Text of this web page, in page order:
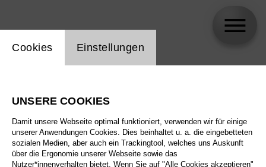
Einstellung Website Cookie
Cookies Einstellungen
UNSERE COOKIES
Damit unsere Webseite optimal funktioniert, verwenden wir für einige
unserer Anwendungen Cookies. Dies beinhaltet u. a. die eingebetteten
sozialen Medien, aber auch ein Trackingtool, welches uns Auskunft
über die Ergonomie unserer Webseite sowie das
Nutzer*innenverhalten bietet. Wenn Sie auf "Alle Cookies akzeptieren"